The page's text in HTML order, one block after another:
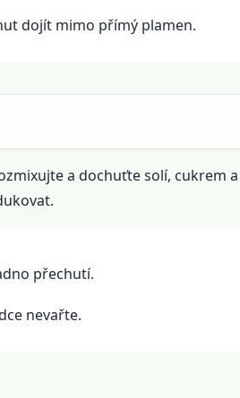
dojít mimo přímý plamen.
a dochuťte solí, cukrem
přechutí.
nevařte.